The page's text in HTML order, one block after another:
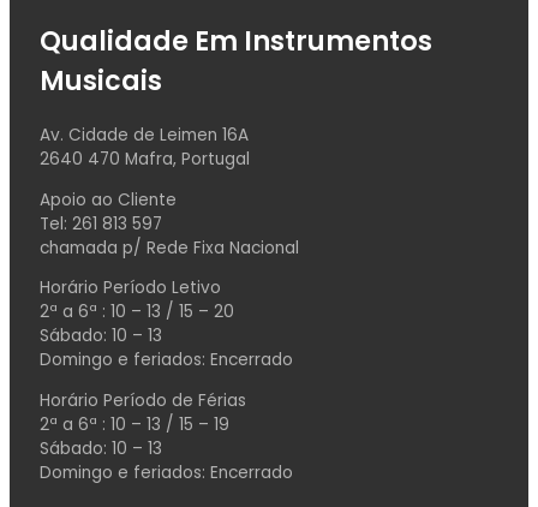
Qualidade Em Instrumentos
Musicais
Av. Cidade de Leimen 16A
2640 470 Mafra, Portugal
Apoio ao Cliente
Tel: 261 813 597
chamada p/ Rede Fixa Nacional
Horário Período Letivo
2ª a 6ª : 10 – 13 / 15 – 20
Sábado: 10 – 13
Domingo e feriados: Encerrado
Horário Período de Férias
2ª a 6ª : 10 – 13 / 15 – 19
Sábado: 10 – 13
Domingo e feriados: Encerrado